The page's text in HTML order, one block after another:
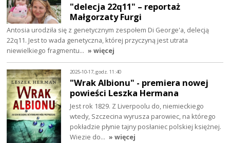
"delecja 22q11" – reportaż
Małgorzaty Furgi
Antosia urodziła się z genetycznym zespołem Di George'a, delecją
22q11. Jest to wada genetyczna, której przyczyną jest utrata
niewielkiego fragmentu… » więcej
2025-10-17, godz. 11:40
"Wrak Albionu" - premiera nowej
powieści Leszka Hermana
Jest rok 1829. Z Liverpoolu do, niemieckiego
wtedy, Szczecina wyrusza parowiec, na którego
pokładzie płynie tajny posłaniec polskiej księżnej.
Wiezie do… » więcej